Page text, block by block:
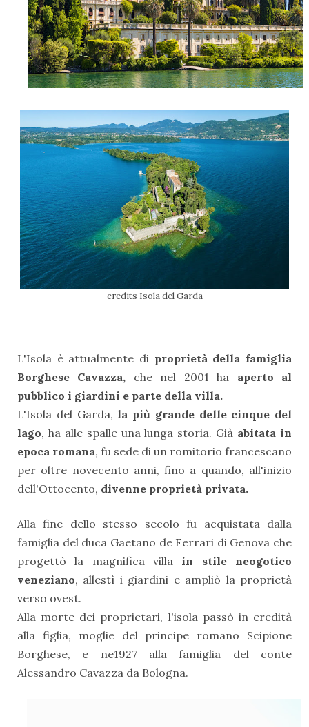
credits Isola del Garda
L'Isola è attualmente di proprietà della famiglia
Borghese Cavazza, che nel 2001 ha aperto al
pubblico i giardini e parte della villa.
L'Isola del Garda, la più grande delle cinque del
lago, ha alle spalle una lunga storia. Già abitata in
epoca romana, fu sede di un romitorio francescano
per oltre novecento anni, fino a quando, all'inizio
dell'Ottocento, divenne proprietà privata.
Alla fine dello stesso secolo fu acquistata dalla
famiglia del duca Gaetano de Ferrari di Genova che
progettò la magnifica villa in stile neogotico
veneziano, allestì i giardini e ampliò la proprietà
verso ovest.
Alla morte dei proprietari, l'isola passò in eredità
alla figlia, moglie del principe romano Scipione
Borghese, e ne1927 alla famiglia del conte
Alessandro Cavazza da Bologna.